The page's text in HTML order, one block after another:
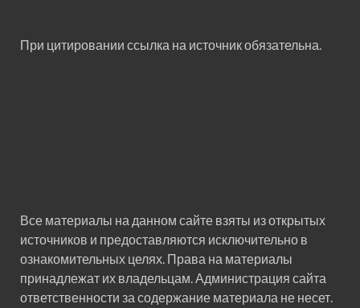
При цитировании ссылка на источник обязательна.
Все материалы на данном сайте взяты из открытых
источников и предоставляются исключительно в
ознакомительных целях. Права на материалы
принадлежат их владельцам. Администрация сайта
ответственности за содержание материала не несет.